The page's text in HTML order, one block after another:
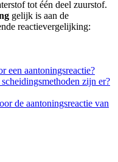
tot één deel zuurstof.
gelijk is aan de
reactievergelijking:
een aantoningsreactie?
zijn er?
de aantoningsreactie van